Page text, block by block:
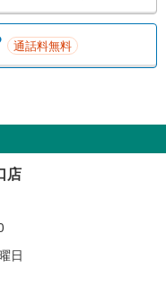
通話料無料
店
日